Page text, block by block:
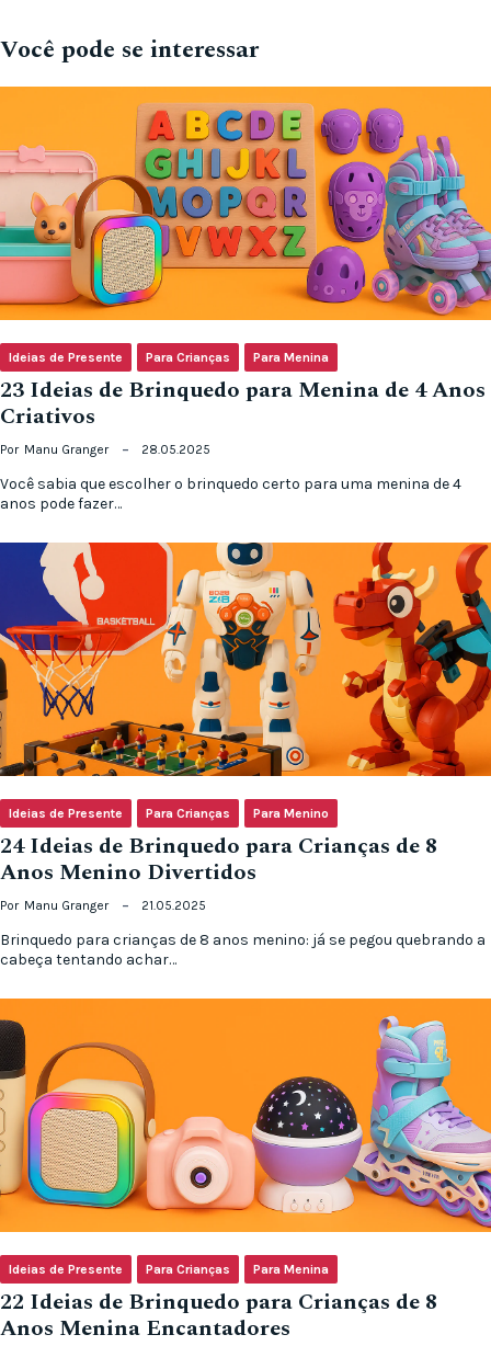
Você pode se interessar
Ideias de Presente Para Crianças Para Menina
23 Ideias de Brinquedo para Menina de 4 Anos
Criativos
Por Manu Granger 28.05.2025
Você sabia que escolher o brinquedo certo para uma menina de 4
anos pode fazer…
Ideias de Presente Para Crianças Para Menino
24 Ideias de Brinquedo para Crianças de 8
Anos Menino Divertidos
Por Manu Granger 21.05.2025
Brinquedo para crianças de 8 anos menino: já se pegou quebrando a
cabeça tentando achar…
Ideias de Presente Para Crianças Para Menina
22 Ideias de Brinquedo para Crianças de 8
Anos Menina Encantadores